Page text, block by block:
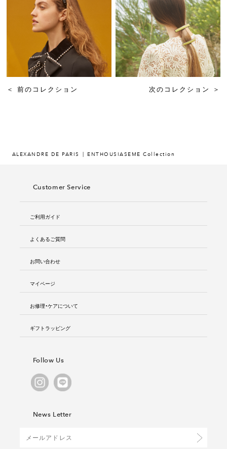
＜ 前のコレクション 次のコレクション ＞
ALEXANDRE DE PARIS ENTHOUSIASEME Collection
Customer Service
ご利用ガイド
よくあるご質問
お問い合わせ
マイページ
お修理・ケアについて
ギフトラッピング
Follow Us
News Letter